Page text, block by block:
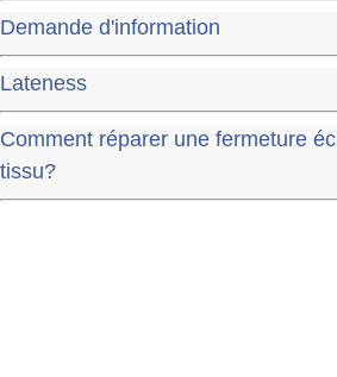
Demande d'information
Lateness
Comment réparer une fermeture
tissu?